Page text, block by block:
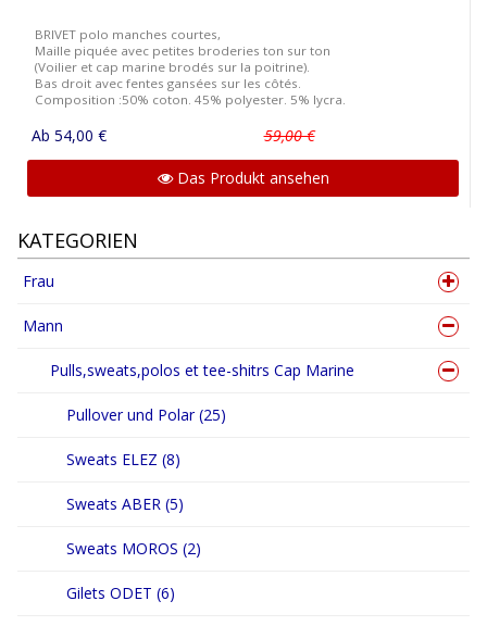
BRIVET polo manches courtes,
Maille piquée avec petites broderies ton sur ton
(Voilier et cap marine brodés sur la poitrine).
Bas droit avec fentes gansées sur les côtés.
Composition :50% coton. 45% polyester. 5% lycra.
Ab 54,00 € 59,00 €
Das Produkt ansehen
KATEGORIEN
Frau
Mann
Pulls,sweats,polos et tee-shitrs Cap Marine
Pullover und Polar (25)
Sweats ELEZ (8)
Sweats ABER (5)
Sweats MOROS (2)
Gilets ODET (6)